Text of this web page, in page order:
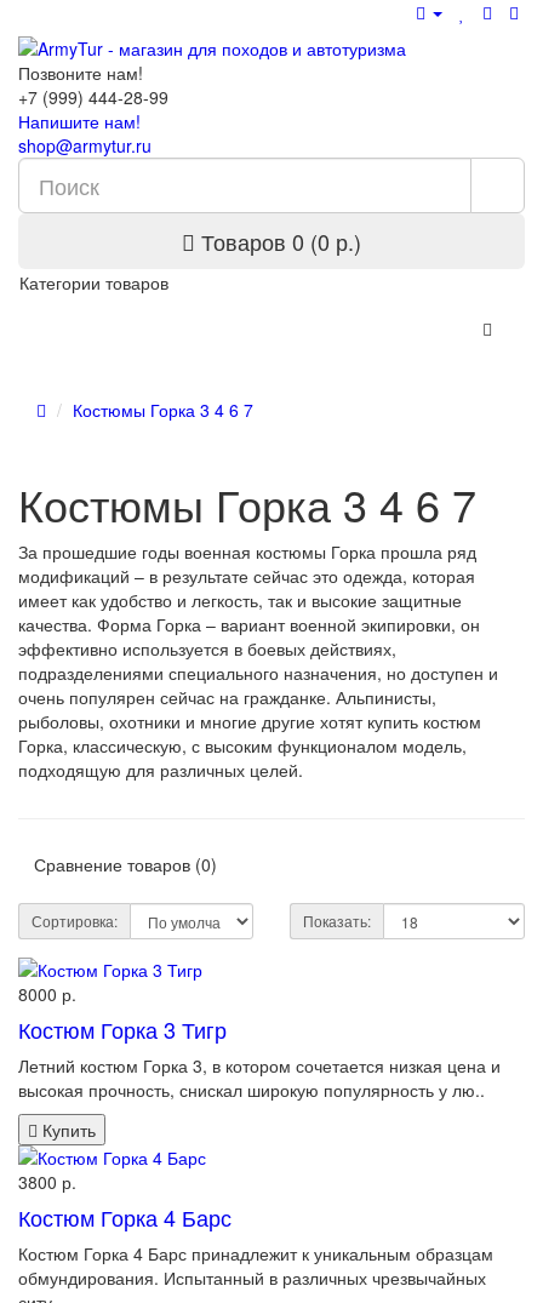
Позвоните нам!
+7 (999) 444-28-99
Напишите нам!
shop@armytur.ru
Товаров 0 (0 р.)
Категории товаров
Костюмы Горка 3 4 6 7
Костюмы Горка 3 4 6 7
За прошедшие годы военная костюмы Горка прошла ряд
модификаций – в результате сейчас это одежда, которая
имеет как удобство и легкость, так и высокие защитные
качества. Форма Горка – вариант военной экипировки, он
эффективно используется в боевых действиях,
подразделениями специального назначения, но доступен и
очень популярен сейчас на гражданке. Альпинисты,
рыболовы, охотники и многие другие хотят купить костюм
Горка, классическую, с высоким функционалом модель,
подходящую для различных целей.
Сравнение товаров (0)
Сортировка: Показать:
8000 р.
Костюм Горка 3 Тигр
Летний костюм Горка 3, в котором сочетается низкая цена и
высокая прочность, снискал широкую популярность у лю..
Купить
3800 р.
Костюм Горка 4 Барс
Костюм Горка 4 Барс принадлежит к уникальным образцам
обмундирования. Испытанный в различных чрезвычайных